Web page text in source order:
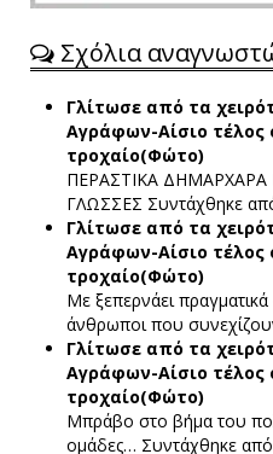
Σχόλια
Γλίτωσε από τα
Αγράφων-Αίσιο τέλος
τροχαίο(Φώτο)
ΠΕΡΑΣΤΙΚΑ ΔΗΜΑΡΧΑΡΑ
ΓΛΩΣΣΕΣ Συντάχθηκε
Γλίτωσε από τα
Αγράφων-Αίσιο τέλος
τροχαίο(Φώτο)
Με ξεπερνάει
άνθρωποι που
Γλίτωσε από τα
Αγράφων-Αίσιο τέλος
τροχαίο(Φώτο)
Μπράβο στο βήμα του
ομάδες… Συντάχθηκε από